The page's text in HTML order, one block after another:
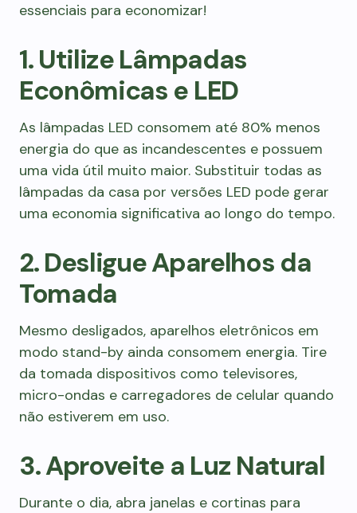
essenciais para economizar!
1. Utilize Lâmpadas
Econômicas e LED
As lâmpadas LED consomem até 80% menos
energia do que as incandescentes e possuem
uma vida útil muito maior. Substituir todas as
lâmpadas da casa por versões LED pode gerar
uma economia significativa ao longo do tempo.
2. Desligue Aparelhos da
Tomada
Mesmo desligados, aparelhos eletrônicos em
modo stand-by ainda consomem energia. Tire
da tomada dispositivos como televisores,
micro-ondas e carregadores de celular quando
não estiverem em uso.
3. Aproveite a Luz Natural
Durante o dia, abra janelas e cortinas para